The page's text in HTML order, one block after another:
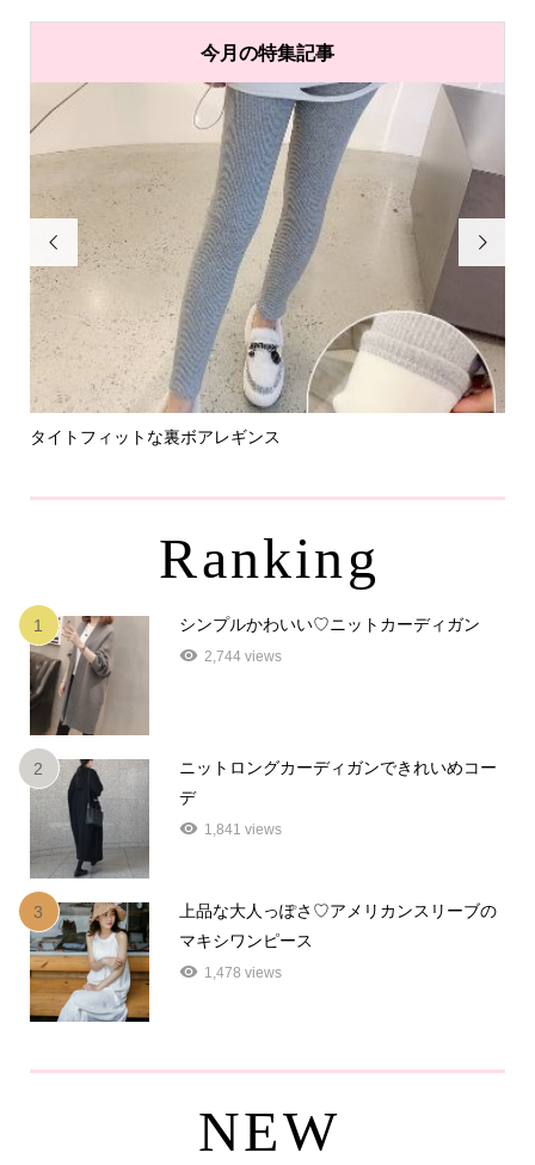
今月の特集記事

タイトフィットな裏ボアレギンス

Ranking
1 シンプルかわいい♡ニットカーディガン
2,744 views
2
ニットロングカーディガンできれいめコー
デ
1,841 views
3
上品な大人っぽさ♡アメリカンスリーブの
マキシワンピース
1,478 views
NEW